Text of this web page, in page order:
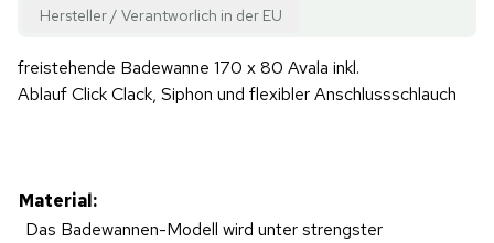
Hersteller / Verantworlich in der EU
freistehende Badewanne 170 x 80 Avala inkl.
Ablauf Click Clack, Siphon und flexibler Anschlussschlauch
Material:
Das Badewannen-Modell wird unter strengster